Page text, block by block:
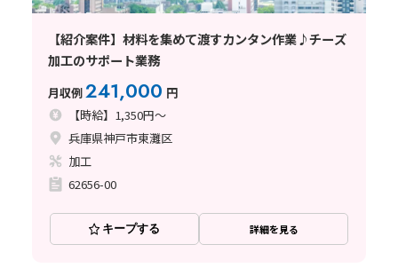
【紹介案件】材料を集めて渡すカンタン作業♪チーズ
加工のサポート業務
月収例241,000 円
【時給】1,350円～
兵庫県神戸市東灘区
加工
62656-00
キープする 詳細を見る